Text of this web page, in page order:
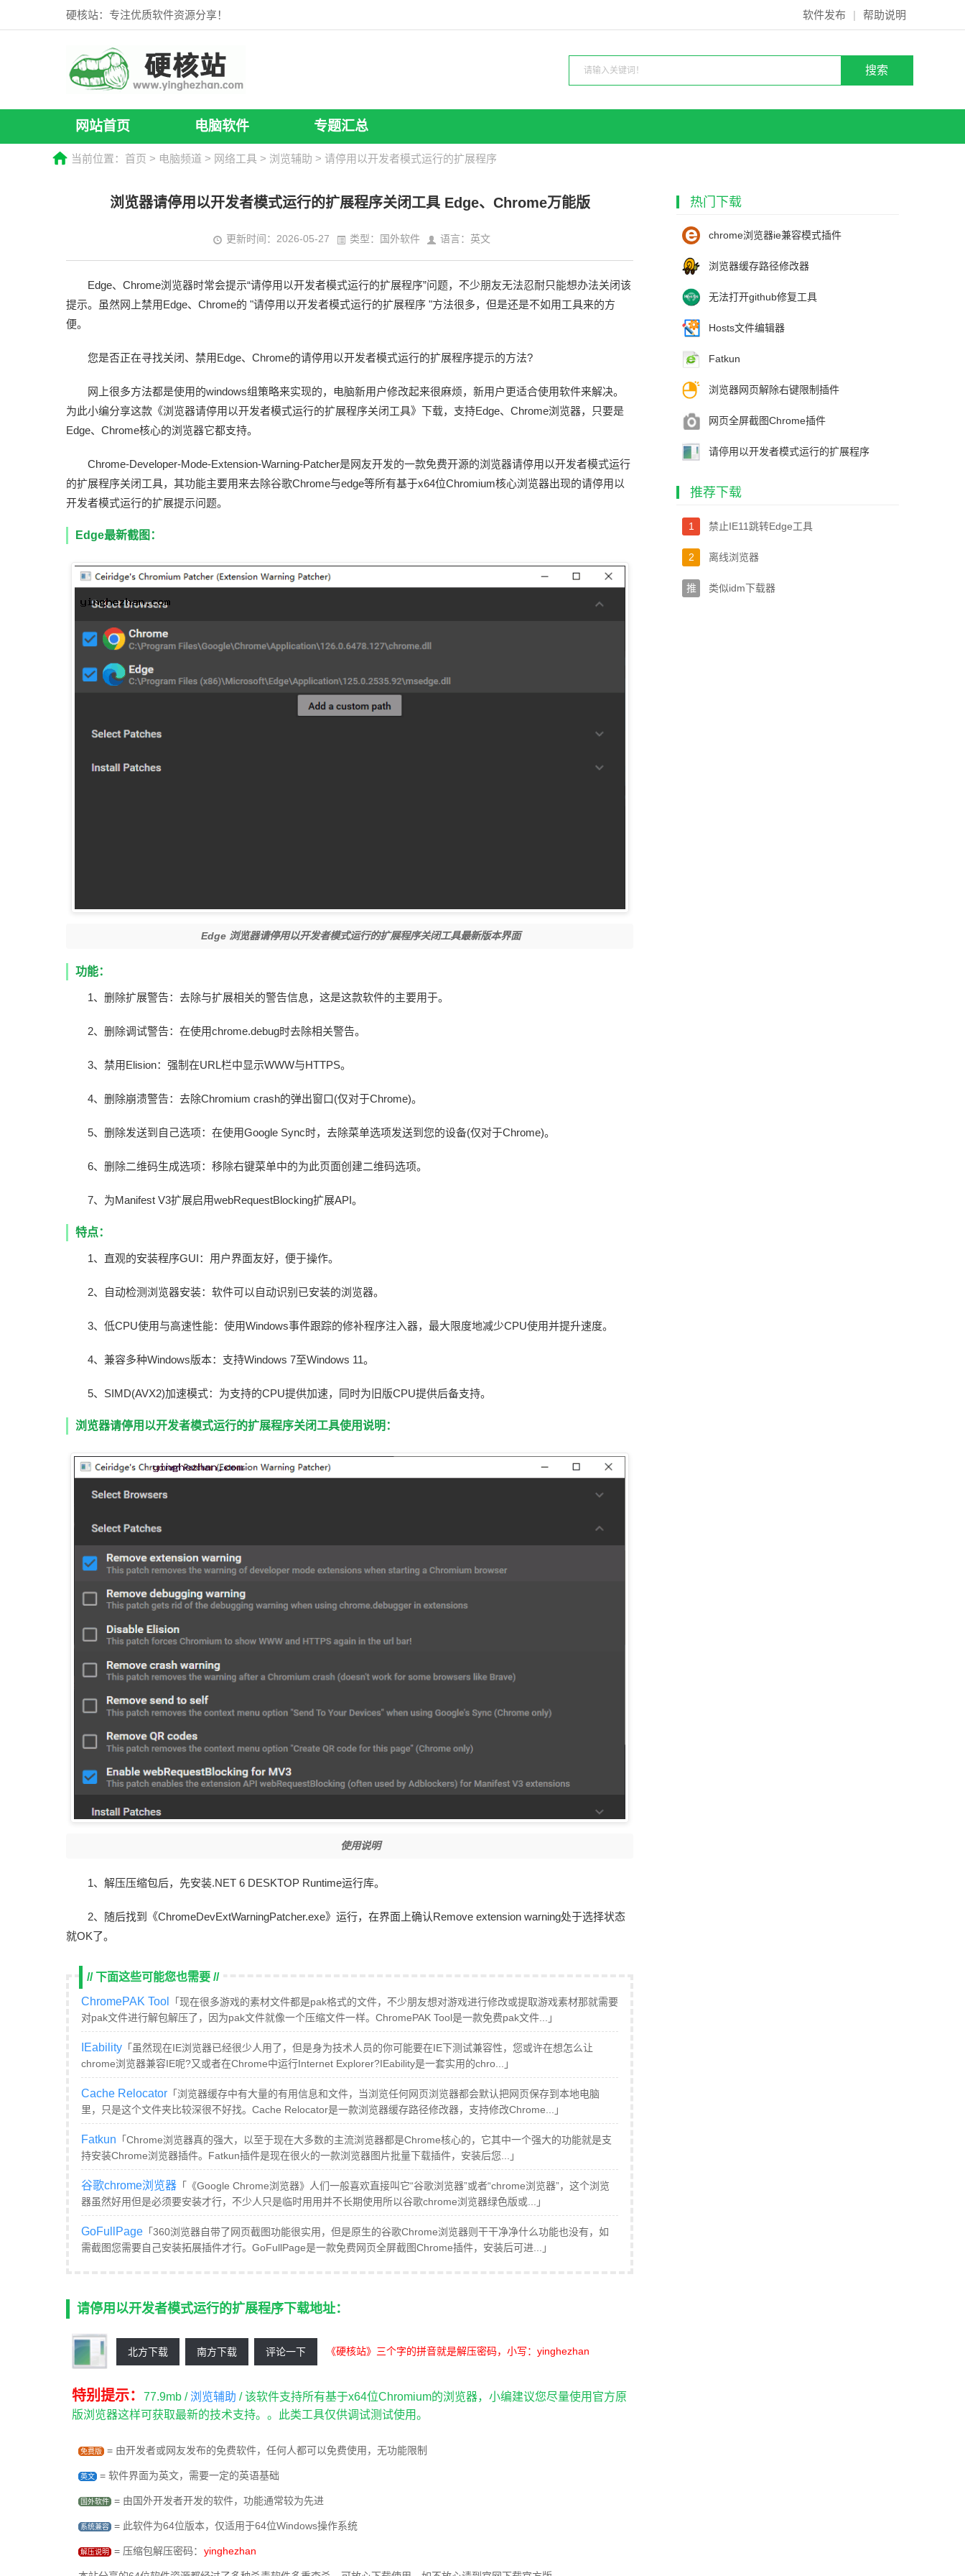
硬核站：专注优质软件资源分享！ 软件发布 | 帮助说明
网站首页 电脑软件 专题汇总
当前位置： 首页 > 电脑频道 > 网络工具 > 浏览辅助 > 请停用以开发者模式运行的扩展程序
浏览器请停用以开发者模式运行的扩展程序关闭工具 Edge、Chrome万能版
更新时间：2026-05-27 类型：国外软件 语言：英文
Edge、Chrome浏览器时常会提示“请停用以开发者模式运行的扩展程序”问题，不少朋友无法忍耐只能想办法关闭该
提示。虽然网上禁用Edge、Chrome的 "请停用以开发者模式运行的扩展程序 "方法很多，但是还是不如用工具来的方
便。
您是否正在寻找关闭、禁用Edge、Chrome的请停用以开发者模式运行的扩展程序提示的方法?
网上很多方法都是使用的windows组策略来实现的，电脑新用户修改起来很麻烦，新用户更适合使用软件来解决。
为此小编分享这款《浏览器请停用以开发者模式运行的扩展程序关闭工具》下载，支持Edge、Chrome浏览器，只要是
Edge、Chrome核心的浏览器它都支持。
Chrome-Developer-Mode-Extension-Warning-Patcher是网友开发的一款免费开源的浏览器请停用以开发者模式运行
的扩展程序关闭工具，其功能主要用来去除谷歌Chrome与edge等所有基于x64位Chromium核心浏览器出现的请停用以
开发者模式运行的扩展提示问题。
Edge最新截图：
Edge 浏览器请停用以开发者模式运行的扩展程序关闭工具最新版本界面
功能：
1、删除扩展警告：去除与扩展相关的警告信息，这是这款软件的主要用于。
2、删除调试警告：在使用chrome.debug时去除相关警告。
3、禁用Elision：强制在URL栏中显示WWW与HTTPS。
4、删除崩溃警告：去除Chromium crash的弹出窗口(仅对于Chrome)。
5、删除发送到自己选项：在使用Google Sync时，去除菜单选项发送到您的设备(仅对于Chrome)。
6、删除二维码生成选项：移除右键菜单中的为此页面创建二维码选项。
7、为Manifest V3扩展启用webRequestBlocking扩展API。
特点：
1、直观的安装程序GUI：用户界面友好，便于操作。
2、自动检测浏览器安装：软件可以自动识别已安装的浏览器。
3、低CPU使用与高速性能：使用Windows事件跟踪的修补程序注入器，最大限度地减少CPU使用并提升速度。
4、兼容多种Windows版本：支持Windows 7至Windows 11。
5、SIMD(AVX2)加速模式：为支持的CPU提供加速，同时为旧版CPU提供后备支持。
浏览器请停用以开发者模式运行的扩展程序关闭工具使用说明：
使用说明
1、解压压缩包后，先安装.NET 6 DESKTOP Runtime运行库。
2、随后找到《ChromeDevExtWarningPatcher.exe》运行，在界面上确认Remove extension warning处于选择状态
就OK了。
// 下面这些可能您也需要 //
ChromePAK Tool
「现在很多游戏的素材文件都是pak格式的文件，不少朋友想对游戏进行修改或提取游戏素材那就需要
对pak文件进行解包解压了，因为pak文件就像一个压缩文件一样。ChromePAK Tool是一款免费pak文件...」
IEability 「虽然现在IE浏览器已经很少人用了，但是身为技术人员的你可能要在IE下测试兼容性，您或许在想怎么让
chrome浏览器兼容IE呢?又或者在Chrome中运行Internet Explorer?IEability是一套实用的chro...」
Cache Relocator 「浏览器缓存中有大量的有用信息和文件，当浏览任何网页浏览器都会默认把网页保存到本地电脑
里，只是这个文件夹比较深很不好找。Cache Relocator是一款浏览器缓存路径修改器，支持修改Chrome...」
Fatkun 「Chrome浏览器真的强大，以至于现在大多数的主流浏览器都是Chrome核心的，它其中一个强大的功能就是支
持安装Chrome浏览器插件。Fatkun插件是现在很火的一款浏览器图片批量下载插件，安装后您...」
谷歌chrome浏览器 「《Google Chrome浏览器》人们一般喜欢直接叫它“谷歌浏览器”或者“chrome浏览器”，这个浏览
器虽然好用但是必须要安装才行，不少人只是临时用用并不长期使用所以谷歌chrome浏览器绿色版或...」
GoFullPage 「360浏览器自带了网页截图功能很实用，但是原生的谷歌Chrome浏览器则干干净净什么功能也没有，如
需截图您需要自己安装拓展插件才行。GoFullPage是一款免费网页全屏截图Chrome插件，安装后可进...」
请停用以开发者模式运行的扩展程序下载地址：
北方下载 南方下载 评论一下 《硬核站》三个字的拼音就是解压密码，小写：yinghezhan
特别提示： 77.9mb / 浏览辅助 / 该软件支持所有基于x64位Chromium的浏览器，小编建议您尽量使用官方原
版浏览器这样可获取最新的技术支持。。此类工具仅供调试测试使用。
免费版 = 由开发者或网友发布的免费软件，任何人都可以免费使用，无功能限制
英文 = 软件界面为英文，需要一定的英语基础
国外软件 = 由国外开发者开发的软件，功能通常较为先进
系统兼容 = 此软件为64位版本，仅适用于64位Windows操作系统
解压说明 = 压缩包解压密码： yinghezhan
热门下载
chrome浏览器ie兼容模式插件
浏览器缓存路径修改器
无法打开github修复工具
Hosts文件编辑器
Fatkun
浏览器网页解除右键限制插件
网页全屏截图Chrome插件
请停用以开发者模式运行的扩展程序
推荐下载
1 禁止IE11跳转Edge工具
2 离线浏览器
推 类似idm下载器